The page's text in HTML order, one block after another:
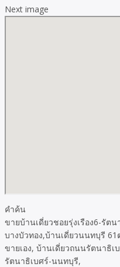
Next image
คำค้น
ขายบ้านเดี่ยวชอยรุ่งเรือง6-รัต
บางบัวทอง,บ้านเดี่ยวนนทบุรี 61
ขายเอง, บ้านเดี่ยวถนนรัตนาธิ
รัตนาธิเบศร์-นนทบุรี,